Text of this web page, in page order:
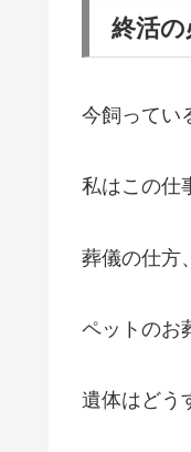
終活
今飼ってい
私はこの仕
葬儀の仕方
ペットのお
遺体はどう